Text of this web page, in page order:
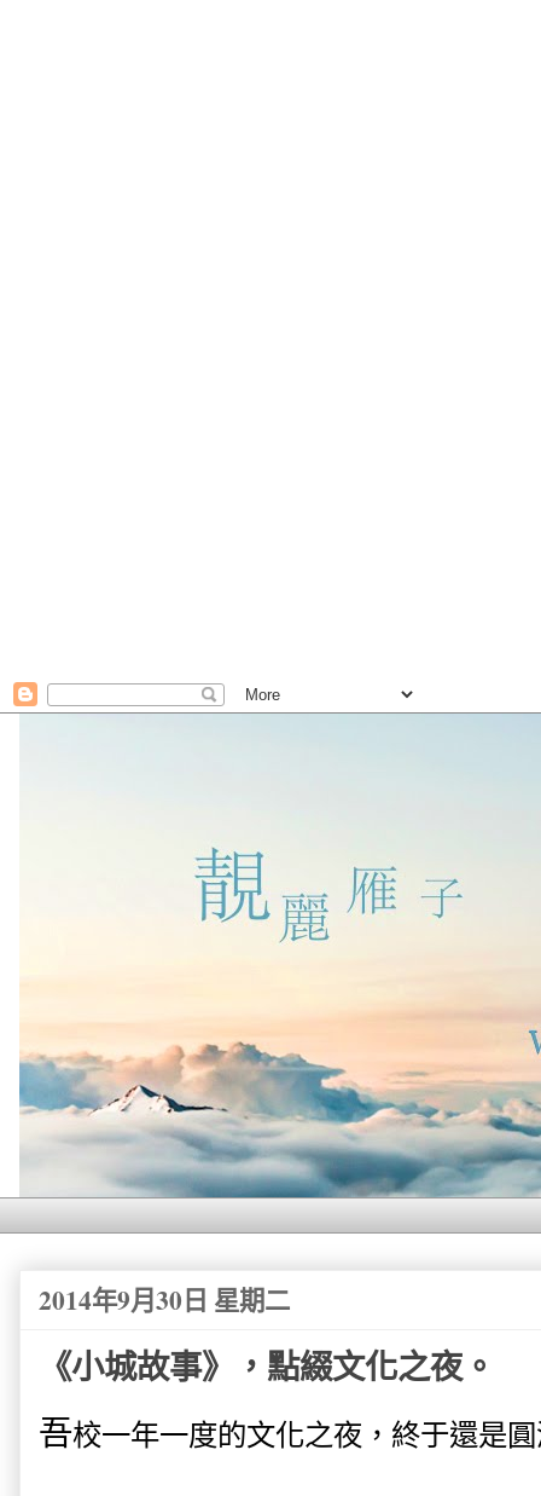
2014年9月30日 星期二
《小城故事》，點綴文化之夜。
吾校一年一度的文化之夜，終于還是